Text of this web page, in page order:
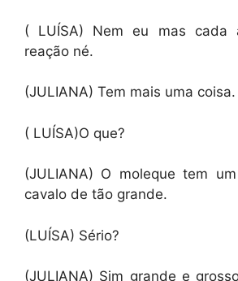
( LUÍSA) Nem eu mas cada
reação né.
(JULIANA) Tem mais uma coisa.
( LUÍSA)O que?
(JULIANA) O moleque tem
cavalo de tão grande.
(LUÍSA) Sério?
(JULIANA) Sim grande e